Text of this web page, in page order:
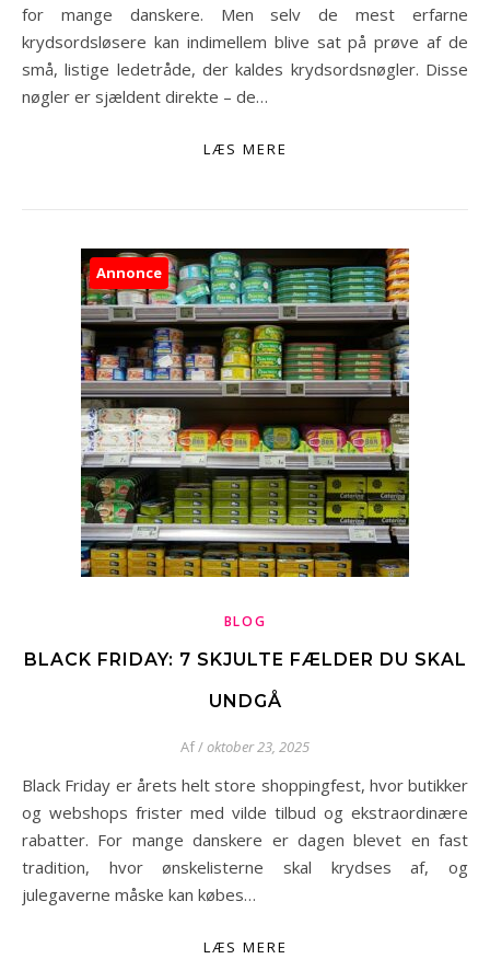
for mange danskere. Men selv de mest erfarne
krydsordsløsere kan indimellem blive sat på prøve af de
små, listige ledetråde, der kaldes krydsordsnøgler. Disse
nøgler er sjældent direkte – de…
LÆS MERE
Annonce
BLOG
BLACK FRIDAY: 7 SKJULTE FÆLDER DU SKAL
UNDGÅ
Af/oktober 23, 2025
Black Friday er årets helt store shoppingfest, hvor butikker
og webshops frister med vilde tilbud og ekstraordinære
rabatter. For mange danskere er dagen blevet en fast
tradition, hvor ønskelisterne skal krydses af, og
julegaverne måske kan købes…
LÆS MERE